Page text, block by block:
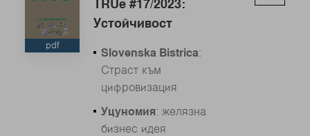
pdf
TRUe #17/2023:
Устойчивост
Slovenska Bistrica:
Страст към
цифровизация
Уцуномия: желязна
бизнес идея